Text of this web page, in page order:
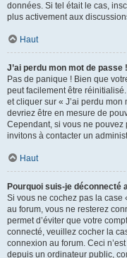
données. Si tel était le cas,
plus activement aux
Haut
J’ai perdu mon mot de passe !
Pas de panique ! Bien que
peut facilement être
et cliquer sur « J’ai perdu
devriez être en mesure de
Cependant, si vous ne
invitons à contacter un
Haut
Pourquoi suis-je déconnecté
Si vous ne cochez pas la case
au forum, vous ne resterez
permet d’éviter que votre
connecté, veuillez cocher la
connexion au forum. Ceci
depuis un ordinateur public,